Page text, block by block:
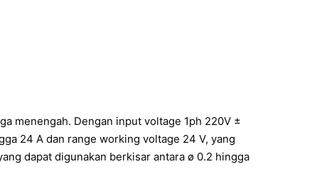
menengah. Dengan input voltage 1ph 220V ±
24 A dan range working voltage 24 V, yang
dapat digunakan berkisar antara ø 0.2 hingga